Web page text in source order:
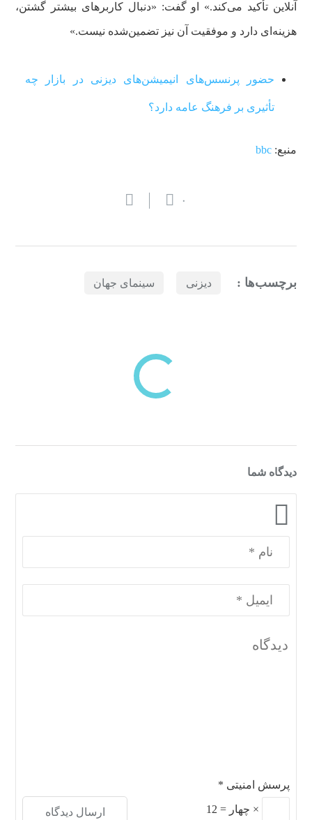
آنلاین تأکید می‌کند.» او گفت: «دنبال کاربرهای بیشتر گشتن،
هزینه‌ای دارد و موفقیت آن نیز تضمین‌شده نیست.»
حضور پرنسس‌های انیمیشن‌های دیزنی در بازار چه
تأثیری بر فرهنگ عامه دارد؟
منبع:bbc
۰
برچسب‌ها : دیزنی سینمای جهان
دیدگاه شما
پرسش امنیتی *
× چهار =
12